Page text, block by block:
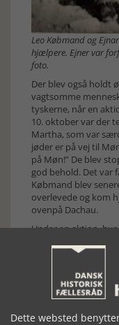
Leo Købmand og
hjælpere. Ejner var
foto.
Der blev også holdt
vagtsomme
tyskerne, når en
10. oktober var der
Martha, som var
jøder er på vej til
på Møn!” De blev
god behold. Det var
Købmand blev
overlevede og kom
ovenpå Dachau.
Under en aktion,
vandet. Selvom det
som straks åbnede
blev ingen ramt.
andre, så de også
Dette websted